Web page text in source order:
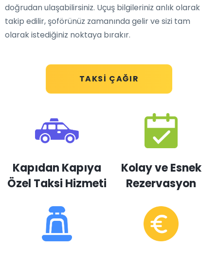
TAKSI ÇAĞIR
doğrudan ulaşabilirsiniz. Uçuş bilgileriniz anlık olarak
takip edilir, şoförünüz zamanında gelir ve sizi tam
olarak istediğiniz noktaya bırakır.
Kapıdan Kapıya
Özel Taksi Hizmeti
Kolay ve Esnek
Rezervasyon